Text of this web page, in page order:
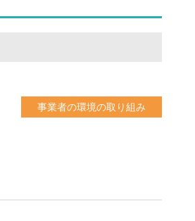
事業者の環境の取り組み